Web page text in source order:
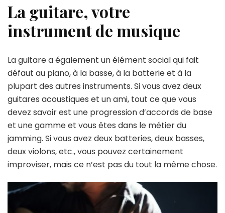
La guitare, votre
instrument de musique
La guitare a également un élément social qui fait
défaut au piano, à la basse, à la batterie et à la
plupart des autres instruments. Si vous avez deux
guitares acoustiques et un ami, tout ce que vous
devez savoir est une progression d’accords de base
et une gamme et vous êtes dans le métier du
jamming. Si vous avez deux batteries, deux basses,
deux violons, etc., vous pouvez certainement
improviser, mais ce n’est pas du tout la même chose.